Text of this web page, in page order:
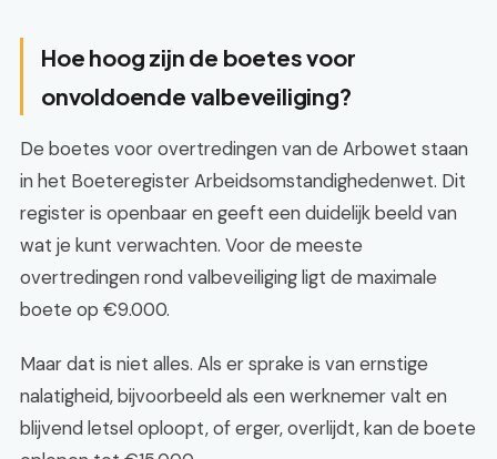
Hoe hoog zijn de boetes voor
onvoldoende valbeveiliging?
De boetes voor overtredingen van de Arbowet staan
in het Boeteregister Arbeidsomstandighedenwet. Dit
register is openbaar en geeft een duidelijk beeld van
wat je kunt verwachten. Voor de meeste
overtredingen rond valbeveiliging ligt de maximale
boete op €9.000.
Maar dat is niet alles. Als er sprake is van ernstige
nalatigheid, bijvoorbeeld als een werknemer valt en
blijvend letsel oploopt, of erger, overlijdt, kan de boete